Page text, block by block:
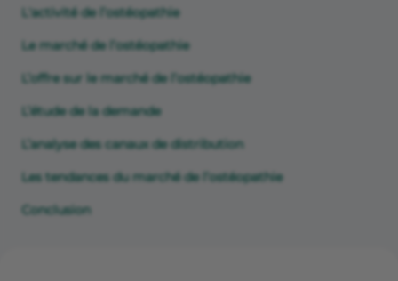
L'activité de l’ostéopathie
Le marché de l’ostéopathie
L’offre sur le marché de l’ostéopathie
L’étude de la demande
L’analyse des canaux de distribution
Les tendances du marché de l’ostéopathie
Conclusion